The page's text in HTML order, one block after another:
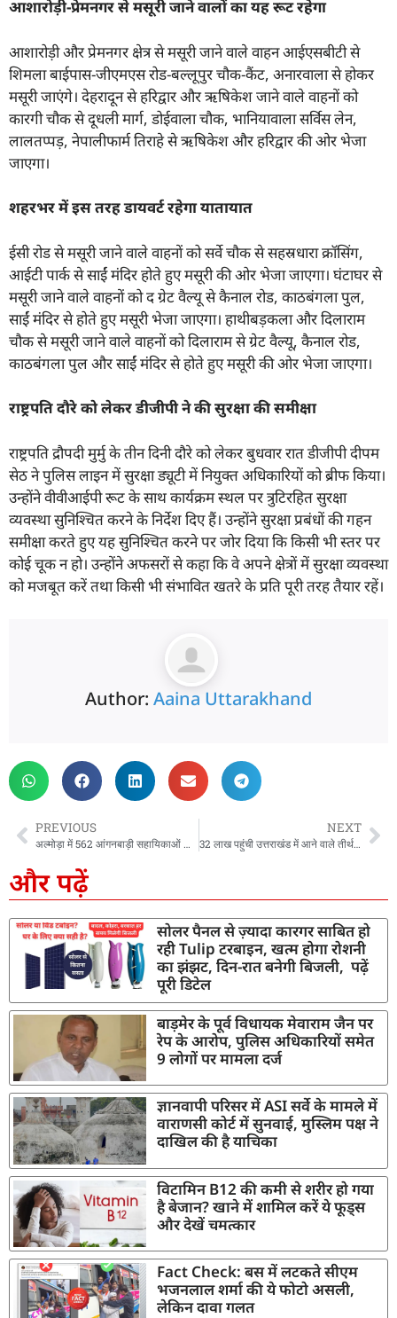
आशारोड़ी-प्रेमनगर से मसूरी जाने वालों का यह रूट रहेगा
आशारोड़ी और प्रेमनगर क्षेत्र से मसूरी जाने वाले वाहन आईएसबीटी से
शिमला बाईपास-जीएमएस रोड-बल्लूपुर चौक-कैंट, अनारवाला से होकर
मसूरी जाएंगे। देहरादून से हरिद्वार और ऋषिकेश जाने वाले वाहनों को
कारगी चौक से दूधली मार्ग, डोईवाला चौक, भानियावाला सर्विस लेन,
लालतप्पड़, नेपालीफार्म तिराहे से ऋषिकेश और हरिद्वार की ओर भेजा
जाएगा।
शहरभर में इस तरह डायवर्ट रहेगा यातायात
ईसी रोड से मसूरी जाने वाले वाहनों को सर्वे चौक से सहस्रधारा क्रॉसिंग,
आईटी पार्क से साईं मंदिर होते हुए मसूरी की ओर भेजा जाएगा। घंटाघर से
मसूरी जाने वाले वाहनों को द ग्रेट वैल्यू से कैनाल रोड, काठबंगला पुल,
साईं मंदिर से होते हुए मसूरी भेजा जाएगा। हाथीबड़कला और दिलाराम
चौक से मसूरी जाने वाले वाहनों को दिलाराम से ग्रेट वैल्यू, कैनाल रोड,
काठबंगला पुल और साईं मंदिर से होते हुए मसूरी की ओर भेजा जाएगा।
राष्ट्रपति दौरे को लेकर डीजीपी ने की सुरक्षा की समीक्षा
राष्ट्रपति द्रौपदी मुर्मु के तीन दिनी दौरे को लेकर बुधवार रात डीजीपी दीपम
सेठ ने पुलिस लाइन में सुरक्षा ड्यूटी में नियुक्त अधिकारियों को ब्रीफ किया।
उन्होंने वीवीआईपी रूट के साथ कार्यक्रम स्थल पर त्रुटिरहित सुरक्षा
व्यवस्था सुनिश्चित करने के निर्देश दिए हैं। उन्होंने सुरक्षा प्रबंधों की गहन
समीक्षा करते हुए यह सुनिश्चित करने पर जोर दिया कि किसी भी स्तर पर
कोई चूक न हो। उन्होंने अफसरों से कहा कि वे अपने क्षेत्रों में सुरक्षा व्यवस्था
को मजबूत करें तथा किसी भी संभावित खतरे के प्रति पूरी तरह तैयार रहें।
Author: Aaina Uttarakhand
PREVIOUS
अल्मोड़ा में 562 आंगनबाड़ी सहायिकाओं और कार्यकत्रियों को नियुक्ति, मंत्री रेखा ने बांटे अपॉइंटमेंट लेटर
NEXT
32 लाख पहुंची उत्तराखंड में आने वाले तीर्थयात्रियों की संख्या, धामी का प्रयास रहा सफल, 4 धाम के अलावा अन्य धार्मिक स्थलों में भी पहुंच जा श्रद्धालु, स्थानीयों को मिल रहा रोज़गार
और पढ़ें
सोलर पैनल से ज़्यादा कारगर साबित हो
रही Tulip टरबाइन, खत्म होगा रोशनी
का झंझट, दिन-रात बनेगी बिजली, पढ़ें
पूरी डिटेल
बाड़मेर के पूर्व विधायक मेवाराम जैन पर
रेप के आरोप, पुलिस अधिकारियों समेत
9 लोगों पर मामला दर्ज
ज्ञानवापी परिसर में ASI सर्वे के मामले में
वाराणसी कोर्ट में सुनवाई, मुस्लिम पक्ष ने
दाखिल की है याचिका
विटामिन B12 की कमी से शरीर हो गया
है बेजान? खाने में शामिल करें ये फूड्स
और देखें चमत्कार
Fact Check: बस में लटकते सीएम
भजनलाल शर्मा की ये फोटो असली,
लेकिन दावा गलत